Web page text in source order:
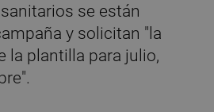
se están
y solicitan "la
la plantilla para julio,